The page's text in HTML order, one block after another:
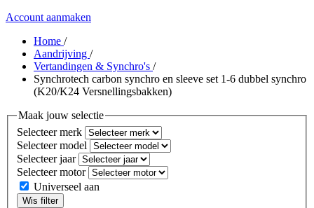
Account aanmaken
Home /
Aandrijving /
Vertandingen & Synchro's /
Synchrotech carbon synchro en sleeve set 1-6 dubbel synchro
(K20/K24 Versnellingsbakken)
Maak jouw selectie
Selecteer merk
Selecteer model
Selecteer jaar
Selecteer motor
Universeel aan
Wis filter